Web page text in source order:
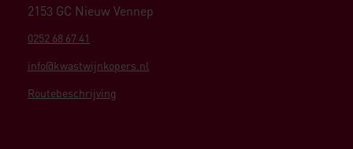
2153 GC Nieuw Vennep
0252 68 67 41
info@kwastwijnkopers.nl
Routebeschrijving